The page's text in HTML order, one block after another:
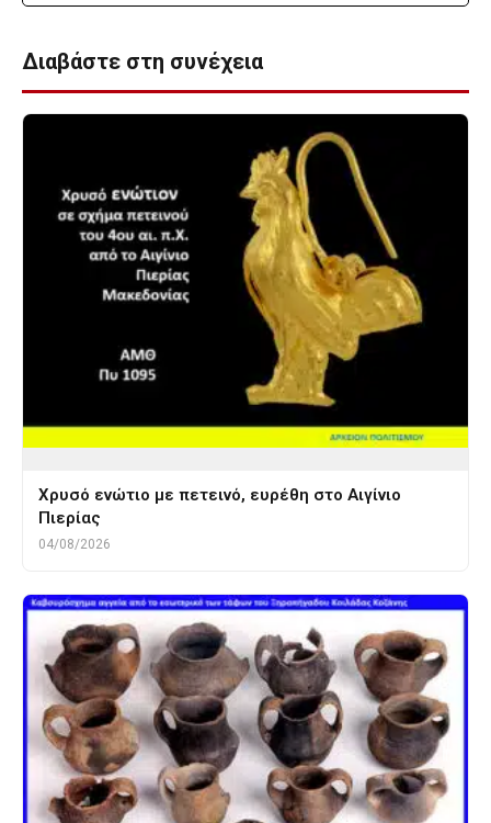
Διαβάστε στη συνέχεια
Χρυσό ενώτιο με πετεινό, ευρέθη στο Αιγίνιο
Πιερίας
04/08/2026